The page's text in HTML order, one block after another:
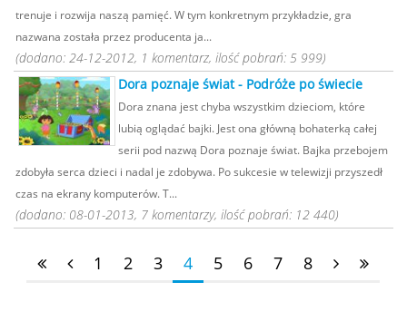
trenuje i rozwija naszą pamięć. W tym konkretnym przykładzie, gra
nazwana została przez producenta ja...
(dodano: 24-12-2012, 1 komentarz, ilość pobrań: 5 999)
Dora poznaje świat - Podróże po świecie
Dora znana jest chyba wszystkim dzieciom, które
lubią oglądać bajki. Jest ona główną bohaterką całej
serii pod nazwą Dora poznaje świat. Bajka przebojem
zdobyła serca dzieci i nadal je zdobywa. Po sukcesie w telewizji przyszedł
czas na ekrany komputerów. T...
(dodano: 08-01-2013, 7 komentarzy, ilość pobrań: 12 440)
1 2 3 4 5 6 7 8